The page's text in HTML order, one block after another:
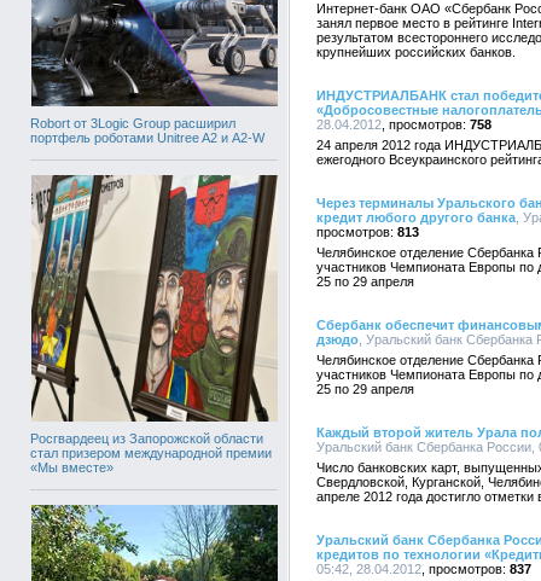
Robort от 3Logic Group расширил
портфель роботами Unitree A2 и A2-W
Росгвардеец из Запорожской области
стал призером международной премии
«Мы вместе»
Интернет-банк ОАО «Сбербанк
занял первое место в рейтинге
результатом всестороннего
крупнейших российских банков.
ИНДУСТРИАЛБАНК стал
«Добросовестные
28.04.2012
758
24 апреля 2012 года
ежегодного Всеукраинского
Через терминалы Уральского
кредит любого другого банка ,
813
Челябинское отделение Сбербанка
участников Чемпионата Европы по
25 по 29 апреля
Сбербанк обеспечит
дзюдо , Уральский банк
Челябинское отделение Сбербанка
участников Чемпионата Европы по
25 по 29 апреля
Каждый второй житель Урала
Уральский банк Сбербанка России,
Число банковских карт,
Свердловской, Курганской,
апреле 2012 года достигло
Уральский банк Сбербанка
кредитов по технологии
05:42, 28.04.2012
837